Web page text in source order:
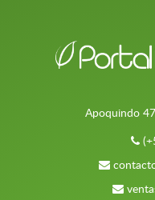
Apoquindo